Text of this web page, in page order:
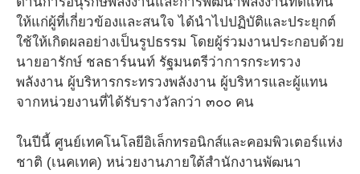
ให้แก่ผู้ที่เกี่ยวข้องและสนใจ ได้นำไปปฏิบัติและประยุกต์
ใช้ให้เกิดผลอย่างเป็นรูปธรรม โดยผู้ร่วมงานประกอบด้วย
นายอารักษ์ ชลธาร์นนท์ รัฐมนตรีว่าการกระทรวง
พลังงาน ผู้บริหารกระทรวงพลังงาน ผู้บริหารและผู้แทน
จากหน่วยงานที่ได้รับรางวัลกว่า ๓๐๐ คน
ในปีนี้ ศูนย์เทคโนโลยีอิเล็กทรอนิกส์และคอมพิวเตอร์แห่ง
ชาติ (เนคเทค) หน่วยงานภายใต้สำนักงานพัฒนา